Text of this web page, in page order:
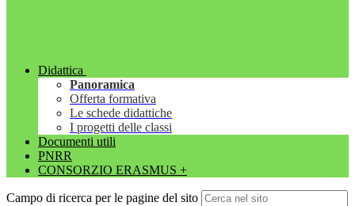
Didattica
Panoramica
Offerta formativa
Le schede didattiche
I progetti delle classi
Documenti utili
PNRR
CONSORZIO ERASMUS +
Campo di ricerca per le pagine del sito